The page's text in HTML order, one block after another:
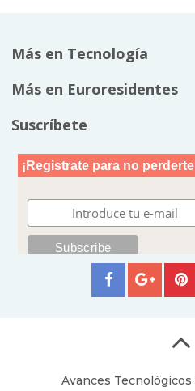
Más en Tecnología
Más en Euroresidentes
Suscríbete
Avances Tecnológicos